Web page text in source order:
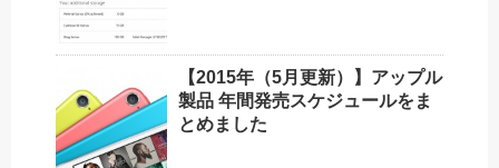
【2015年（5月更新）】アップル
製品 年間発売スケジュールをま
とめました